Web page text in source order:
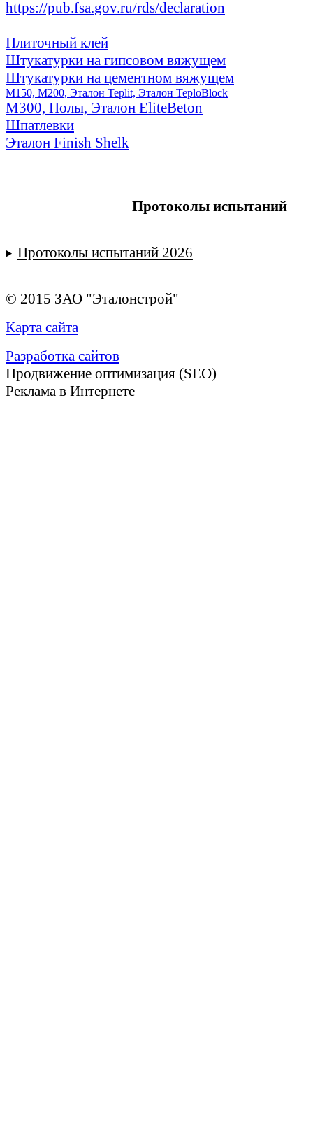
https://pub.fsa.gov.ru/rds/declaration
Плиточный клей
Штукатурки на гипсовом вяжущем
Штукатурки на цементном вяжущем
М150, М200, Эталон Teplit, Эталон TeploBlock
М300, Полы, Эталон EliteBeton
Шпатлевки
Эталон Finish Shelk
Протоколы испытаний
Протоколы испытаний 2026
© 2015 ЗАО "Эталонстрой"
Карта сайта
Разработка сайтов
Продвижение оптимизация (SEO)
Реклама в Интернете